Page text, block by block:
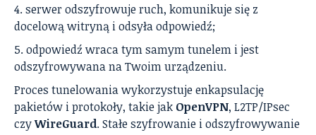
serwer odszyfrowuje ruch, komunikuje się z
docelową witryną i odsyła odpowiedź;
odpowiedź wraca tym samym tunelem i jest
odszyfrowywana na Twoim urządzeniu.
Proces tunelowania wykorzystuje enkapsulację
pakietów i protokoły, takie jak OpenVPN, L2TP/IPsec
czyWireGuard. Stałe szyfrowanie i odszyfrowywanie